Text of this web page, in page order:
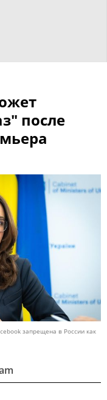
после
запрещена в России как